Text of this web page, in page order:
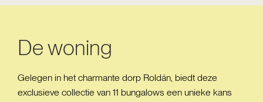
De woning
Gelegen in het charmante dorp Roldán, biedt deze
exclusieve collectie van 11 bungalows een unieke kans